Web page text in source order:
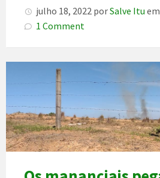
julho 18, 2022 porSalve Itu em
1 Comment